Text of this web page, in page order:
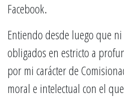
Facebook.
Entiendo desde luego que
obligados en estricto a
por mi carácter de
moral e intelectual con el